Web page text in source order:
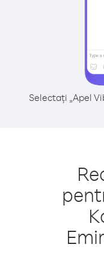
Selectați „Apel